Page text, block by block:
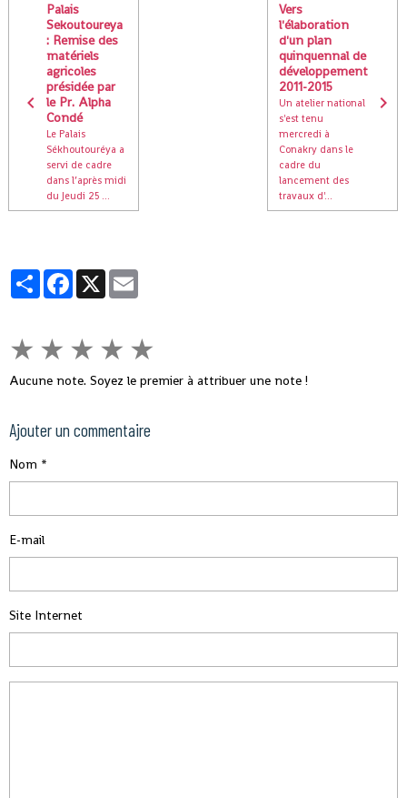
Palais
Sekoutoureya
: Remise des
matériels
agricoles
présidée par
le Pr. Alpha
Condé
Le Palais
Sékhoutouréya a
servi de cadre
dans l’après midi
du Jeudi 25 ...
Vers
l'élaboration
d'un plan
quinquennal de
développement
2011-2015
Un atelier national
s'est tenu
mercredi à
Conakry dans le
cadre du
lancement des
travaux d'...
PartagerFacebook
X
★ ★ ★ ★ ★
Aucune note. Soyez le premier à attribuer une note !
Ajouter un commentaire
Nom
E-mail
Site Internet